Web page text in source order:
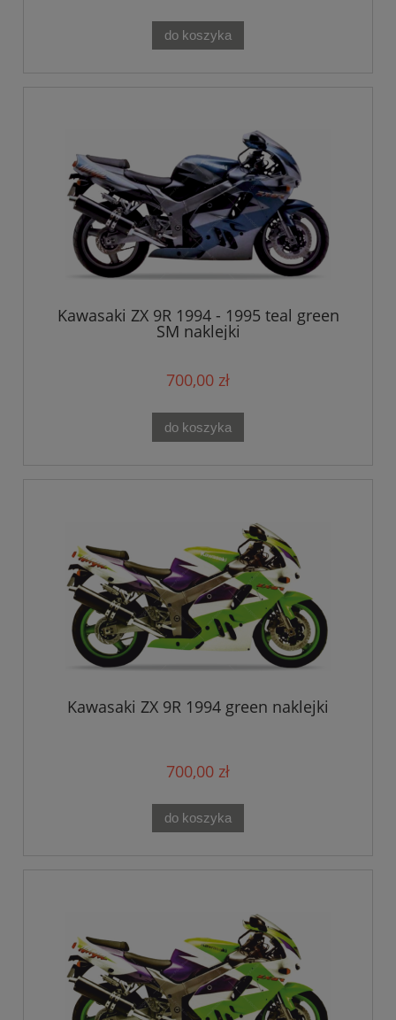
do koszyka
Kawasaki ZX 9R 1994 - 1995 teal green
SM naklejki
700,00 zł
do koszyka
Kawasaki ZX 9R 1994 green naklejki
700,00 zł
do koszyka